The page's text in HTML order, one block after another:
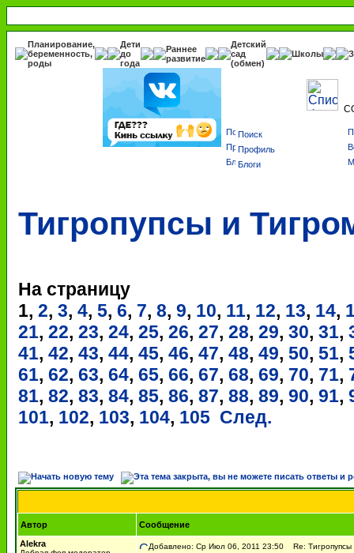
Планирование,
беременность,
роды
Дети
до
года
Раннее
развитие
Детский
сад
(обмен)
Школы
Поиск
Профиль
Блоги
Тигропупсы и
На страницу
1, 2, 3, 4, 5, 6, 7, 8, 9, 10, 11, 12, 13, 14,
21, 22, 23, 24, 25, 26, 27, 28, 29, 30, 31,
41, 42, 43, 44, 45, 46, 47, 48, 49, 50, 51,
61, 62, 63, 64, 65, 66, 67, 68, 69, 70, 71,
81, 82, 83, 84, 85, 86, 87, 88, 89, 90, 91,
101, 102, 103, 104, 105 След.
Автор
Сообщение
Alekra
Добавлено: Ср Июл 06, 2011 23:50 Re: